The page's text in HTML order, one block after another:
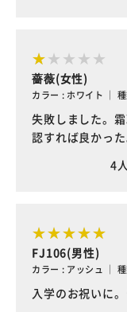
薔薇(女性)
カラー : ホワイト ｜
失敗しました。
認すれば良かった
4
FJ106(男性)
カラー : アッシュ ｜
入学のお祝いに